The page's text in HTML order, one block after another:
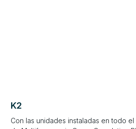
K2
Con las unidades instaladas en todo el